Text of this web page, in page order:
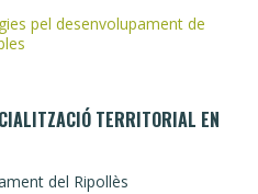
pel desenvolupament de
TERRITORIAL EN
del Ripollès